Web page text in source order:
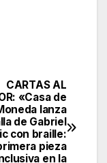
CARTAS AL
«Casa de
lanza
de Gabriel
con braille:
pieza
en la